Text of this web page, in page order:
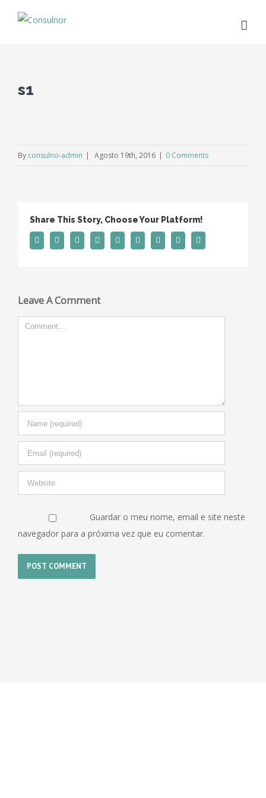
s1
By consulno-admin | Agosto 19th, 2016 | 0 Comments
Share This Story, Choose Your Platform!
FacebookTwitter LinkedinReddit Tumblr Google+Pinterest
Leave A Comment
Comment
Guardar o meu nome, email e site neste
navegador para a próxima vez que eu comentar.